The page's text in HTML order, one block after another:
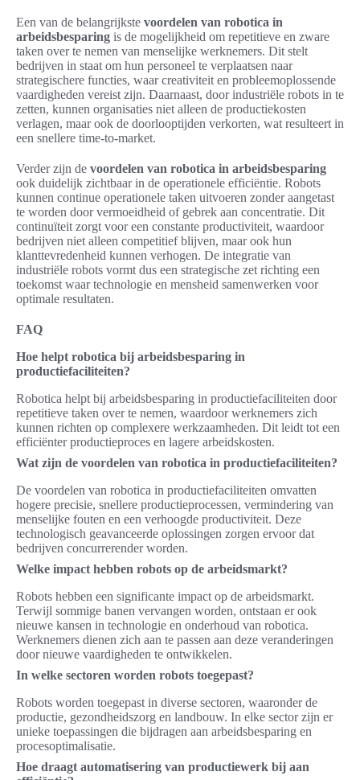
Een van de belangrijkste voordelen van robotica in
arbeidsbesparing is de mogelijkheid om repetitieve en zware
taken over te nemen van menselijke werknemers. Dit stelt
bedrijven in staat om hun personeel te verplaatsen naar
strategischere functies, waar creativiteit en probleemoplossende
vaardigheden vereist zijn. Daarnaast, door industriële robots in te
zetten, kunnen organisaties niet alleen de productiekosten
verlagen, maar ook de doorlooptijden verkorten, wat resulteert in
een snellere time-to-market.
Verder zijn de voordelen van robotica in arbeidsbesparing
ook duidelijk zichtbaar in de operationele efficiëntie. Robots
kunnen continue operationele taken uitvoeren zonder aangetast
te worden door vermoeidheid of gebrek aan concentratie. Dit
continuïteit zorgt voor een constante productiviteit, waardoor
bedrijven niet alleen competitief blijven, maar ook hun
klanttevredenheid kunnen verhogen. De integratie van
industriële robots vormt dus een strategische zet richting een
toekomst waar technologie en mensheid samenwerken voor
optimale resultaten.
FAQ
Hoe helpt robotica bij arbeidsbesparing in
productiefaciliteiten?
Robotica helpt bij arbeidsbesparing in productiefaciliteiten door
repetitieve taken over te nemen, waardoor werknemers zich
kunnen richten op complexere werkzaamheden. Dit leidt tot een
efficiënter productieproces en lagere arbeidskosten.
Wat zijn de voordelen van robotica in productiefaciliteiten?
De voordelen van robotica in productiefaciliteiten omvatten
hogere precisie, snellere productieprocessen, vermindering van
menselijke fouten en een verhoogde productiviteit. Deze
technologisch geavanceerde oplossingen zorgen ervoor dat
bedrijven concurrerender worden.
Welke impact hebben robots op de arbeidsmarkt?
Robots hebben een significante impact op de arbeidsmarkt.
Terwijl sommige banen vervangen worden, ontstaan er ook
nieuwe kansen in technologie en onderhoud van robotica.
Werknemers dienen zich aan te passen aan deze veranderingen
door nieuwe vaardigheden te ontwikkelen.
In welke sectoren worden robots toegepast?
Robots worden toegepast in diverse sectoren, waaronder de
productie, gezondheidszorg en landbouw. In elke sector zijn er
unieke toepassingen die bijdragen aan arbeidsbesparing en
procesoptimalisatie.
Hoe draagt automatisering van productiewerk bij aan